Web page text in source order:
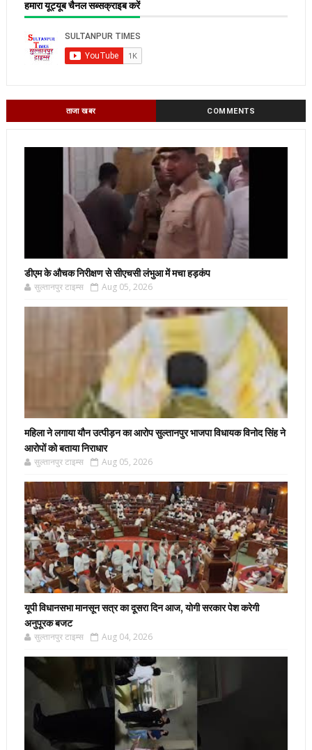
हमारा यूट्यूब चैनल सब्सक्राइब करें
ताजा खबर COMMENTS
डीएम के औचक निरीक्षण से सीएचसी लंभुआ में मचा हड़कंप
सुल्तानपुर टाइम्स Aug 05, 2026
महिला ने लगाया यौन उत्पीड़न का आरोप सुल्तानपुर भाजपा विधायक विनोद सिंह ने
आरोपों को बताया निराधार
सुल्तानपुर टाइम्स Aug 05, 2026
यूपी विधानसभा मानसून सत्र का दूसरा दिन आज, योगी सरकार पेश करेगी
अनुपूरक बजट
सुल्तानपुर टाइम्स Aug 04, 2026